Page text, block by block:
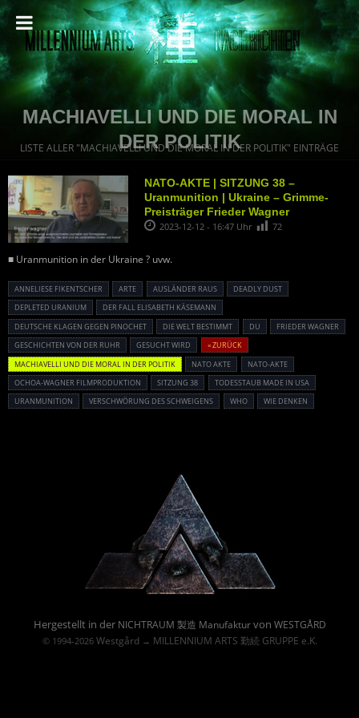
MACHIAVELLI UND DIE MORAL IN
DER POLITIK
LISTE ALLER "MACHIAVELLI UND DIE MORAL IN DER POLITIK" EINTRÄGE
NATO-AKTE | SITZUNG 38 –
Uranmunition | Ukraine – Grimme-
Preisträger Frieder Wagner
2023-12-12 - 16:47 Uhr 72
■ Uranmunition in der Ukraine ? uvw.
ANNELIESE FIKENTSCHER ARTE AUSLÄNDER RAUS
DEADLY DUST
DEPLETED URANIUM
DER FALL ELISABETH KÄSEMANN
DEUTSCHE KLAGEN GEGEN PINOCHET
DIE WELT BESTIMMT DU
FRIEDER WAGNER
GESCHICHTEN VON DER RUHR
GESUCHT WIRD
« ZURÜCK
MACHIAVELLI UND DIE MORAL IN DER POLITIK
NATO AKTE
NATO-AKTE
OCHOA-WAGNER FILMPRODUKTION
SITZUNG 38
TODESSTAUB MADE IN USA
URANMUNITION
VERSCHWÖRUNG DES SCHWEIGENS WHO WIE DENKEN
Hergestellt in der NICHTRAUM 製造 Manufakturvon WESTGÅRD
© 1994-2026 Westgård→ MILLENNIUM ARTS 勤続 GRUPPE e.K.
Powered By :